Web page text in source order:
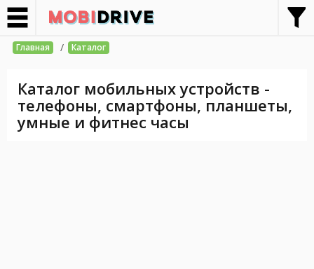
Главная / Каталог
Каталог мобильных устройств -
телефоны, смартфоны, планшеты,
умные и фитнес часы